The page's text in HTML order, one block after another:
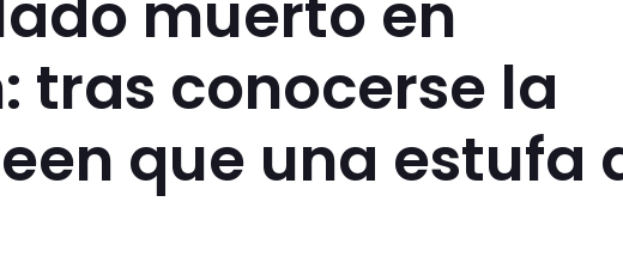
tras conocerse la
que una estufa